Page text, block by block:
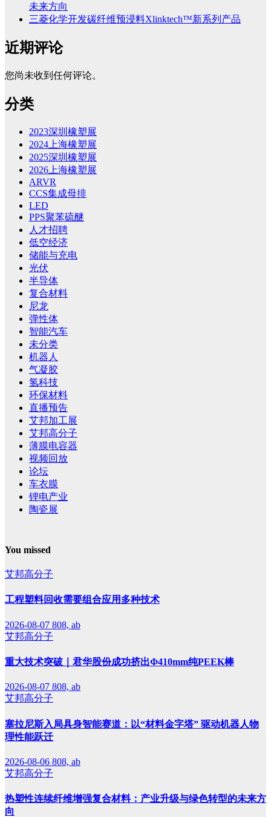
未来方向
三菱化学开发碳纤维预浸料Xlinktech™新系列产品
近期评论
您尚未收到任何评论。
分类
2023深圳橡塑展
2024上海橡塑展
2025深圳橡塑展
2026上海橡塑展
ARVR
CCS集成母排
LED
PPS聚苯硫醚
人才招聘
低空经济
储能与充电
光伏
半导体
复合材料
尼龙
弹性体
智能汽车
未分类
机器人
气凝胶
氢科技
环保材料
直播预告
艾邦加工展
艾邦高分子
薄膜电容器
视频回放
论坛
车衣膜
锂电产业
陶瓷展
You missed
艾邦高分子
工程塑料回收需要组合应用多种技术
2026-08-07 808, ab
艾邦高分子
重大技术突破｜君华股份成功挤出Φ410mm纯PEEK棒
2026-08-07 808, ab
艾邦高分子
塞拉尼斯入局具身智能赛道：以“材料金字塔” 驱动机器人物
理性能跃迁
2026-08-06 808, ab
艾邦高分子
热塑性连续纤维增强复合材料：产业升级与绿色转型的未来方
向